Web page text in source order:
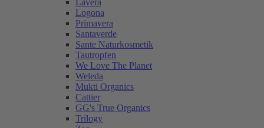
Lavera
Logona
Primavera
Santaverde
Sante Naturkosmetik
Tautropfen
We Love The Planet
Weleda
Mukti Organics
Cattier
GG's True Organics
Trilogy